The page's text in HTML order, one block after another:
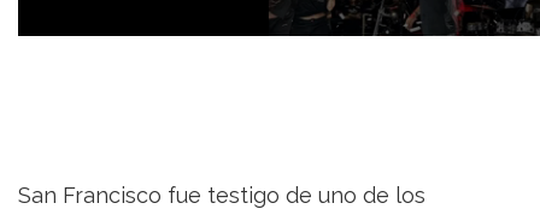
San Francisco fue testigo de uno de los